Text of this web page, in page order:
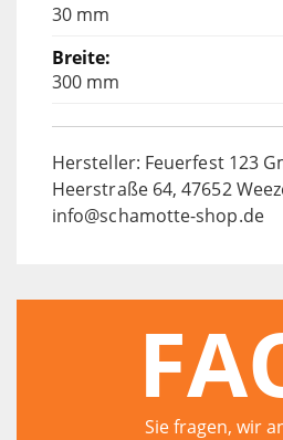
30 mm
300 mm
Hersteller: Feuerfest 123
Heerstraße 64, 47652
info@schamotte-shop.de
Sie fragen, wir